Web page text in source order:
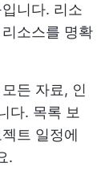
니다. 리소
소스를 명확
든 자료, 인
다. 목록 보
트 일정에
.